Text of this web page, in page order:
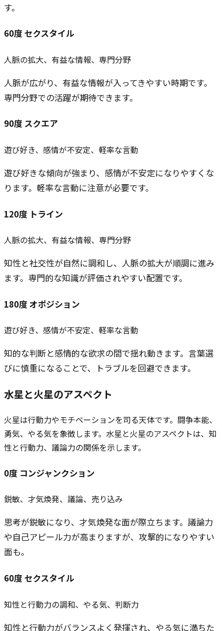
す。
60度 セクスタイル
人脈の拡大、有益な情報、専門分野
人脈が広がり、有益な情報が入ってきやすい時期です。
専門分野での活躍が期待できます。
90度 スクエア
遊び好き、感情が不安定、軽率な言動
遊び好きな傾向が強まり、感情が不安定になりやすくな
ります。軽率な言動に注意が必要です。
120度 トライン
人脈の拡大、有益な情報、専門分野
知性と社交性が自然に調和し、人脈の拡大が順調に進み
ます。専門的な知識が評価されやすい配置です。
180度 オポジション
遊び好き、感情が不安定、軽率な言動
知的な判断と感情的な欲求の間で揺れ動きます。言葉選
びに慎重になることで、トラブルを回避できます。
水星と火星のアスペクト
火星は行動力やモチベーションを司る天体です。闘争本能、
勇気、やる気を象徴します。水星と火星のアスペクトは、知
性と行動力、議論力の関係を示します。
0度 コンジャンクション
鋭敏、才気煥発、議論、売り込み
思考が鋭敏になり、才気煥発な面が際立ちます。議論力
や自己アピール力が高まりますが、攻撃的になりやすい
面も。
60度 セクスタイル
知性と行動力の調和、やる気、判断力
知性と行動力がバランスよく発揮され、やる気に満ちた